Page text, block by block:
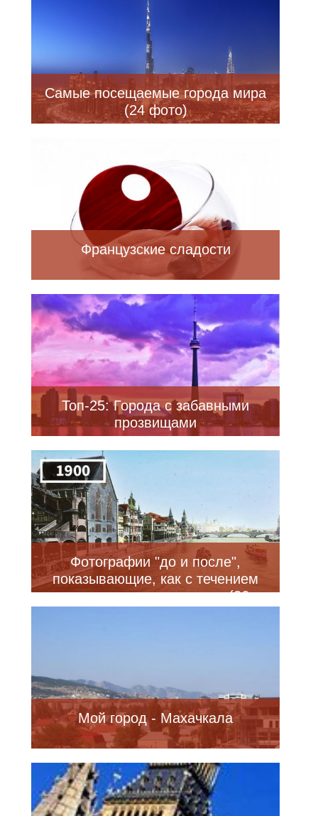
Самые посещаемые города мира
(24 фото)
Французские сладости
Топ-25: Города с забавными
прозвищами
Фотографии "до и после",
показывающие, как с течением
времени изменился мир (26
Мой город - Махачкала